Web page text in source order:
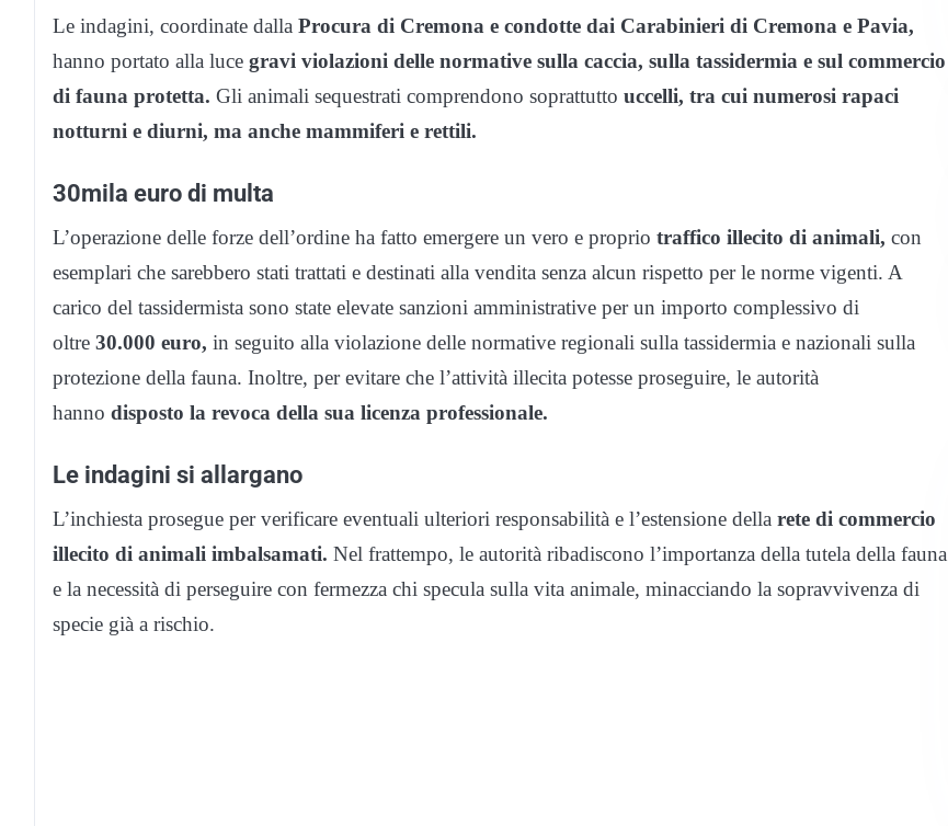
Le indagini, coordinate dalla Procura di Cremona e condotte dai Carabinieri di Cremona e Pavia,
hanno portato alla luce gravi violazioni delle normative sulla caccia, sulla tassidermia e sul commercio
di fauna protetta. Gli animali sequestrati comprendono soprattutto uccelli, tra cui numerosi rapaci
notturni e diurni, ma anche mammiferi e rettili.
30mila euro di multa
L’operazione delle forze dell’ordine ha fatto emergere un vero e proprio traffico illecito di animali, con
esemplari che sarebbero stati trattati e destinati alla vendita senza alcun rispetto per le norme vigenti. A
carico del tassidermista sono state elevate sanzioni amministrative per un importo complessivo di
oltre 30.000 euro, in seguito alla violazione delle normative regionali sulla tassidermia e nazionali sulla
protezione della fauna. Inoltre, per evitare che l’attività illecita potesse proseguire, le autorità
hanno disposto la revoca della sua licenza professionale.
Le indagini si allargano
L’inchiesta prosegue per verificare eventuali ulteriori responsabilità e l’estensione della rete di commercio
illecito di animali imbalsamati. Nel frattempo, le autorità ribadiscono l’importanza della tutela della fauna
e la necessità di perseguire con fermezza chi specula sulla vita animale, minacciando la sopravvivenza di
specie già a rischio.